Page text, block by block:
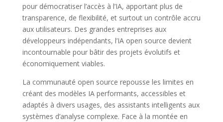
pour démocratiser l’accès à l’IA, apportant plus de
transparence, de flexibilité, et surtout un contrôle accru
aux utilisateurs. Des grandes entreprises aux
développeurs indépendants, l’IA open source devient
incontournable pour bâtir des projets évolutifs et
économiquement viables.
La communauté open source repousse les limites en
créant des modèles IA performants, accessibles et
adaptés à divers usages, des assistants intelligents aux
systèmes d’analyse complexe. Face à la montée en